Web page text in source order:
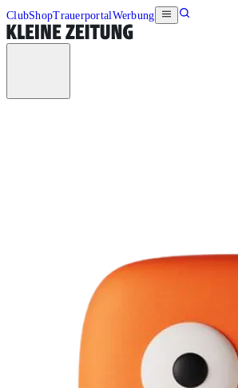
ClubShopTrauerportalWerbung